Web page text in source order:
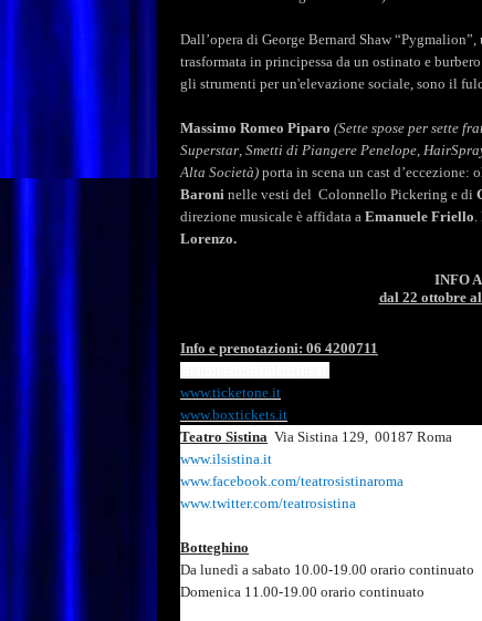
Dall’opera di George Bernard Shaw
trasformata in principessa da un ostinato e
gli strumenti per un'elevazione sociale, sono il
Massimo Romeo Piparo (Sette spose per sette
Superstar Smetti di Piangere Penelope
Alta Società) porta in scena un cast d’eccezione:
Baroni nelle vesti del Colonnello Pickering e di
direzione musicale è affidata a Emanuele Friello
Lorenzo.
INFO
dal 22 ottobre
Info e prenotazioni: 06 4200711
www.ticketone.it
www.boxtickets.it
Teatro Sistina Via Sistina 129, 00187 Roma
www.ilsistina.it
www.facebook.com/teatrosistinaroma
www.twitter.com/teatrosistina
Botteghino
Da lunedì a sabato 10.00-19.00 orario continuato
Domenica 11.00-19.00 orario continuato